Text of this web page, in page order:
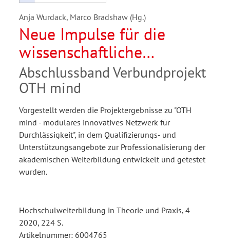
Anja Wurdack, Marco Bradshaw (Hg.)
Neue Impulse für die
wissenschaftliche
Weiterbildung in
Ostbayern
Abschlussband Verbundprojekt
OTH mind
Vorgestellt werden die Projektergebnisse zu "OTH
mind - modulares innovatives Netzwerk für
Durchlässigkeit", in dem Qualifizierungs- und
Unterstützungsangebote zur Professionalisierung der
akademischen Weiterbildung entwickelt und getestet
wurden.
Hochschulweiterbildung in Theorie und Praxis, 4
2020, 224 S.
Artikelnummer: 6004765